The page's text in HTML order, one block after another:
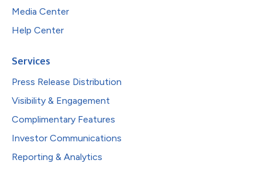
Media Center
Help Center
Services
Press Release Distribution
Visibility & Engagement
Complimentary Features
Investor Communications
Reporting & Analytics